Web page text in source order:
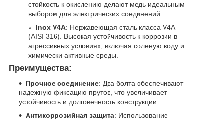
стойкость к окислению делают медь идеальным
выбором для электрических соединений.
Inox V4A: Нержавеющая сталь класса V4A
(AISI 316). Высокая устойчивость к коррозии в
агрессивных условиях, включая соленую воду и
химически активные среды.
Преимущества:
Прочное соединение: Два болта обеспечивают
надежную фиксацию прутов, что увеличивает
устойчивость и долговечность конструкции.
Антикоррозийная защита: Использование